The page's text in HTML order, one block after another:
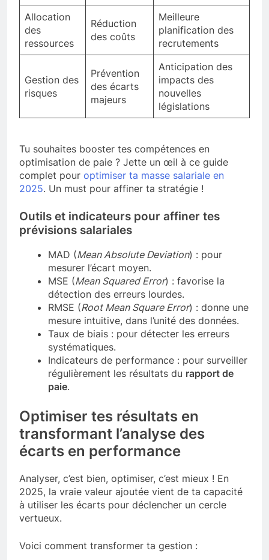
Allocation
des
ressources
Réduction
des coûts
Meilleure
planification des
recrutements
Gestion des
risques
Prévention
des écarts
majeurs
Anticipation des
impacts des
nouvelles
législations
Tu souhaites booster tes compétences en
optimisation de paie ? Jette un œil à ce guide
complet pour optimiser ta masse salariale en
2025. Un must pour affiner ta stratégie !
Outils et indicateurs pour affiner tes
prévisions salariales
MAD (Mean Absolute Deviation) : pour
mesurer l’écart moyen.
MSE (Mean Squared Error) : favorise la
détection des erreurs lourdes.
RMSE (Root Mean Square Error) : donne une
mesure intuitive, dans l’unité des données.
Taux de biais : pour détecter les erreurs
systématiques.
Indicateurs de performance : pour surveiller
régulièrement les résultats du rapport de
paie.
Optimiser tes résultats en
transformant l’analyse des
écarts en performance
Analyser, c’est bien, optimiser, c’est mieux ! En
2025, la vraie valeur ajoutée vient de ta capacité
à utiliser les écarts pour déclencher un cercle
vertueux.
Voici comment transformer ta gestion :